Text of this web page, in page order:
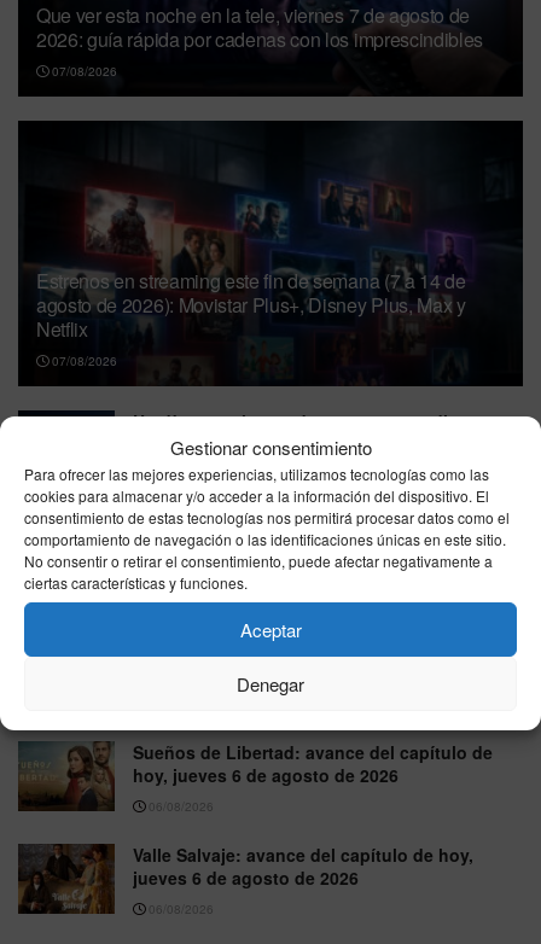
Gestionar consentimiento
Para ofrecer las mejores experiencias, utilizamos tecnologías como las
cookies para almacenar y/o acceder a la información del dispositivo. El
consentimiento de estas tecnologías nos permitirá procesar datos como el
comportamiento de navegación o las identificaciones únicas en este sitio.
No consentir o retirar el consentimiento, puede afectar negativamente a
ciertas características y funciones.
Aceptar
Denegar
Que ver esta noche en la tele, viernes 7 de agosto de
2026: guía rápida por cadenas con los imprescindibles
07/08/2026
Estrenos en streaming este fin de semana (7 a 14 de
agosto de 2026): Movistar Plus+, Disney Plus, Max y
Netflix
07/08/2026
Un día como hoy, 7 de agosto: tragedias,
cambios políticos y ciencia que mira al cielo
07/08/2026
Horóscopo de hoy viernes 7 de agosto de
2026: predicciones gratis en salud, amor y
trabajo
07/08/2026
fortaleza en la fe | Santoral 7 de agosto
Sueños de Libertad: avance del capítulo de
hoy, jueves 6 de agosto de 2026
06/08/2026
Valle Salvaje: avance del capítulo de hoy,
jueves 6 de agosto de 2026
06/08/2026